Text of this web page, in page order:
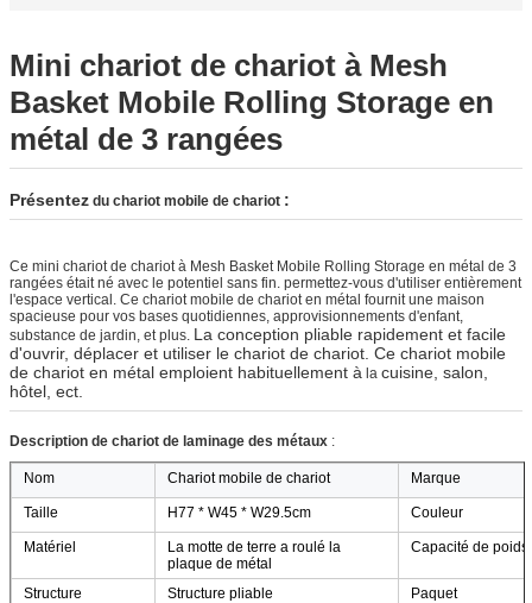
Mini chariot de chariot à Mesh
Basket Mobile Rolling Storage en
métal de 3 rangées
Présentez du chariot mobile de chariot :
Ce mini chariot de chariot à Mesh Basket Mobile Rolling Storage en métal de 3
rangées était né avec le potentiel sans fin. permettez-vous d'utiliser entièrement
l'espace vertical. Ce chariot mobile de chariot en métal fournit une maison
spacieuse pour vos bases quotidiennes, approvisionnements d'enfant,
substance de jardin, et plus. La conception pliable rapidement et facile
d'ouvrir, déplacer et utiliser le chariot de chariot. Ce chariot mobile
de chariot en métal emploient habituellement à la cuisine, salon,
hôtel, ect.
Description de chariot de laminage des métaux :
Nom Chariot mobile de chariot Marque
Taille H77 * W45 * W29.5cm Couleur
Matériel
La motte de terre a roulé la
plaque de métal
Capacité de poids
Structure Structure pliable Paquet